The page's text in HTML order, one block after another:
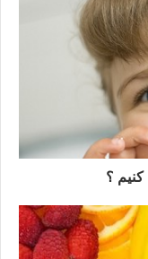
کنیم ؟